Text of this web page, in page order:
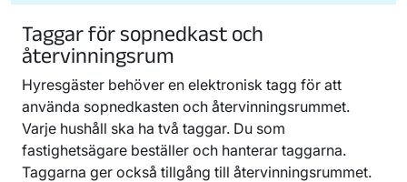
Taggar för sopnedkast och
återvinningsrum
Hyresgäster behöver en elektronisk tagg för att
använda sopnedkasten och återvinningsrummet.
Varje hushåll ska ha två taggar. Du som
fastighetsägare beställer och hanterar taggarna.
Taggarna ger också tillgång till återvinningsrummet.